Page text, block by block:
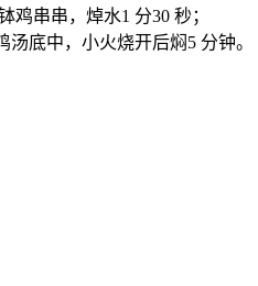
鸡串串，焯水1 分30 秒；
汤底中，小火烧开后焖5 分钟。